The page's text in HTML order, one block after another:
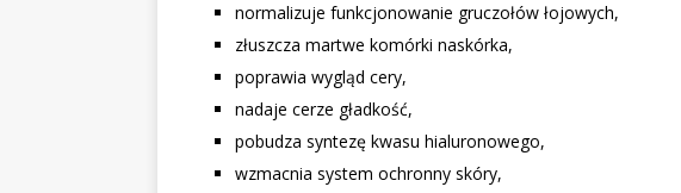
normalizuje funkcjonowanie gruczołów łojowych,
złuszcza martwe komórki naskórka,
poprawia wygląd cery,
nadaje cerze gładkość,
pobudza syntezę kwasu hialuronowego,
wzmacnia system ochronny skóry,